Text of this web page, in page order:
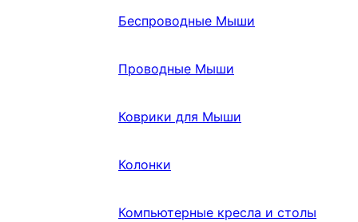
Беспроводные Мыши
Проводные Мыши
Коврики для Мыши
Колонки
Компьютерные кресла и столы